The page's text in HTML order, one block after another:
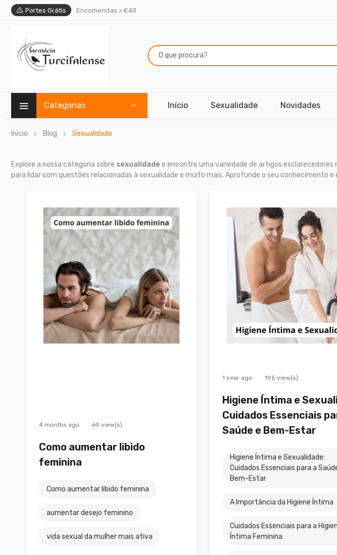
Portes Grátis Encomendas > €40
Categorias Início Sexualidade Novidades
Início Blog Sexualidade
Explore a nossa categoria sobre sexualidade e encontre uma variedade de artigos esclarecedores
para lidar com questões relacionadas à sexualidade e muito mais. Aprofunde o seu conhecimento
4 months ago 60 view(s)
Como aumentar libido
feminina
Como aumentar libido feminina
aumentar desejo feminino
vida sexual da mulher mais ativa
1 year ago 195 view(s)
Higiene Íntima e
Cuidados Essenciais
Saúde e Bem-Estar
Higiene Íntima e Sexualidade:
Cuidados Essenciais para a
Bem-Estar
A Importância da Higiene Íntima
Cuidados Essenciais para a
Íntima Feminina